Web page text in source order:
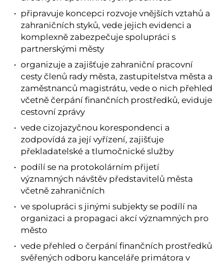
připravuje koncepci rozvoje vnějších vztahů a
zahraničních styků, vede jejich evidenci a
komplexně zabezpečuje spolupráci s
partnerskými městy
organizuje a zajišťuje zahraniční pracovní
cesty členů rady města, zastupitelstva města a
zaměstnanců magistrátu, vede o nich přehled
včetně čerpání finančních prostředků, eviduje
cestovní zprávy
vede cizojazyčnou korespondenci a
zodpovídá za její vyřízení, zajišťuje
překladatelské a tlumočnické služby
podílí se na protokolárním přijetí
významných návštěv představitelů města
včetně zahraničních
ve spolupráci s jinými subjekty se podílí na
organizaci a propagaci akcí významných pro
město
vede přehled o čerpání finančních prostředků
svěřených odboru kanceláře primátora v